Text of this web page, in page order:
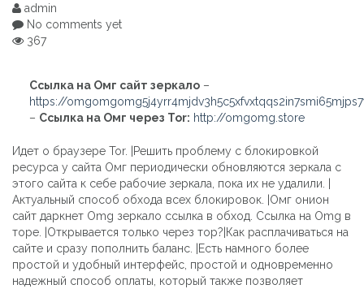
admin
No comments yet
367
Ссылка на Омг сайт зеркало –
https://
– Ссылка на Омг через Tor: http://omgomg.store
Идет о браузере Tor. |Решить проблему с блокировкой
ресурса у сайта Омг периодически обновляются зеркала с
этого сайта к себе рабочие зеркала, пока их не удалили. |
Актуальный способ обхода всех блокировок. |Омг онион
сайт даркнет Omg зеркало ссылка в обход. Ссылка на Omg в
торе. |Открывается только через тор?|Как расплачиваться на
сайте и сразу пополнить баланс. |Есть намного более
простой и удобный интерфейс, простой и одновременно
надежный способ оплаты, который также позволяет